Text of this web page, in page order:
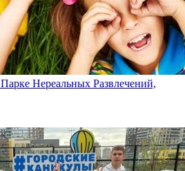
Нереальных Развлечений,